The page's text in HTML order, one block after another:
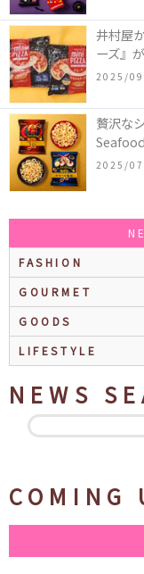
井村屋
ーズ』
ろごろ
2025/
贅沢な
老味、
2025/
FASHION
GOURMET
GOODS
LIFESTYLE
NEWS
COMING